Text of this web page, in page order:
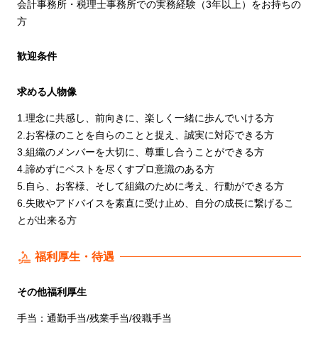
会計事務所・税理士事務所での実務経験（3年以上）をお持ちの
方
歓迎条件
求める人物像
1.理念に共感し、前向きに、楽しく一緒に歩んでいける方
2.お客様のことを自らのことと捉え、誠実に対応できる方
3.組織のメンバーを大切に、尊重し合うことができる方
4.諦めずにベストを尽くすプロ意識のある方
5.自ら、お客様、そして組織のために考え、行動ができる方
6.失敗やアドバイスを素直に受け止め、自分の成長に繋げるこ
とが出来る方
福利厚生・待遇
その他福利厚生
手当：通勤手当/残業手当/役職手当